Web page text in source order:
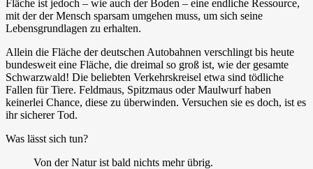
Fläche ist jedoch – wie auch der Boden – eine endliche Ressource,
mit der der Mensch sparsam umgehen muss, um sich seine
Lebensgrundlagen zu erhalten.
Allein die Fläche der deutschen Autobahnen verschlingt bis heute
bundesweit eine Fläche, die dreimal so groß ist, wie der gesamte
Schwarzwald! Die beliebten Verkehrskreisel etwa sind tödliche
Fallen für Tiere. Feldmaus, Spitzmaus oder Maulwurf haben
keinerlei Chance, diese zu überwinden. Versuchen sie es doch, ist es
ihr sicherer Tod.
Was lässt sich tun?
Von der Natur ist bald nichts mehr übrig.